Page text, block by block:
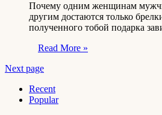
Почему одним женщинам
другим достаются только
полученного тобой подарка
Read More »
Next page
Recent
Popular